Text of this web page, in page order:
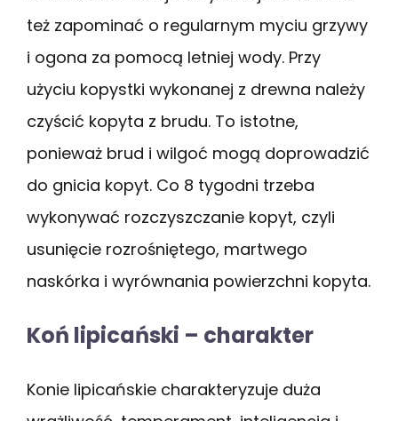
też zapominać o regularnym myciu grzywy
i ogona za pomocą letniej wody. Przy
użyciu kopystki wykonanej z drewna należy
czyścić kopyta z brudu. To istotne,
ponieważ brud i wilgoć mogą doprowadzić
do gnicia kopyt. Co 8 tygodni trzeba
wykonywać rozczyszczanie kopyt, czyli
usunięcie rozrośniętego, martwego
naskórka i wyrównania powierzchni kopyta.
Koń lipicański – charakter
Konie lipicańskie charakteryzuje duża